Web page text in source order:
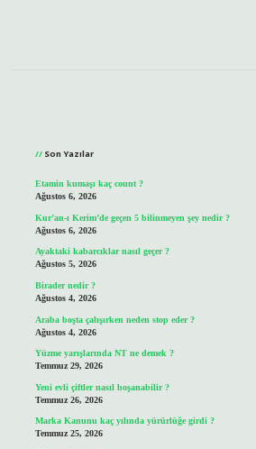
Son Yazılar
Etamin kumaşı kaç count ?
Ağustos 6, 2026
Kur’an-ı Kerim’de geçen 5 bilinmeyen şey nedir ?
Ağustos 6, 2026
Ayaktaki kabarcıklar nasıl geçer ?
Ağustos 5, 2026
Birader nedir ?
Ağustos 4, 2026
Araba boşta çalışırken neden stop eder ?
Ağustos 4, 2026
Yüzme yarışlarında NT ne demek ?
Temmuz 29, 2026
Yeni evli çiftler nasıl boşanabilir ?
Temmuz 26, 2026
Marka Kanunu kaç yılında yürürlüğe girdi ?
Temmuz 25, 2026